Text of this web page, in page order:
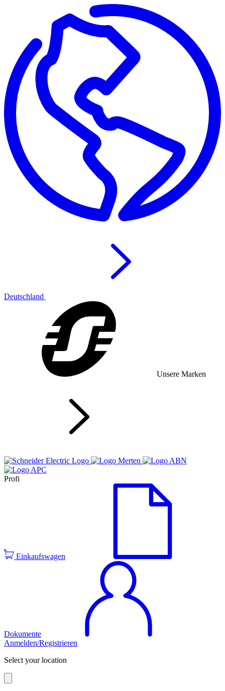
Deutschland
Unsere Marken
Profi
Einkaufswagen
Dokumente
Anmelden/Registrieren
Select your location